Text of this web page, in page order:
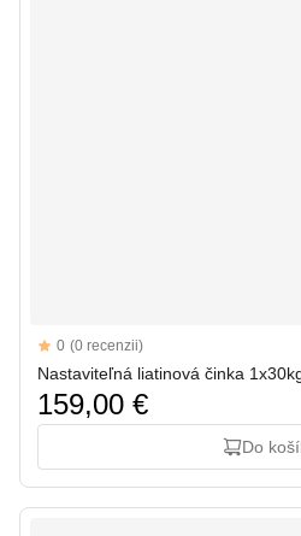
Reviews
0 (0 recenzii)
Nastaviteľná liatinová činka
159,00 €
Do